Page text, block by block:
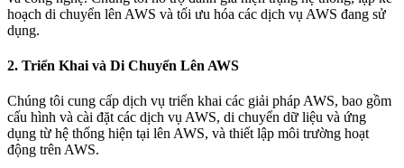
hoạch di chuyển lên AWS và tối ưu hóa các dịch vụ AWS đang sử
dụng.
2. Triển Khai và Di Chuyển Lên AWS
Chúng tôi cung cấp dịch vụ triển khai các giải pháp AWS, bao gồm
cấu hình và cài đặt các dịch vụ AWS, di chuyển dữ liệu và ứng
dụng từ hệ thống hiện tại lên AWS, và thiết lập môi trường hoạt
động trên AWS.